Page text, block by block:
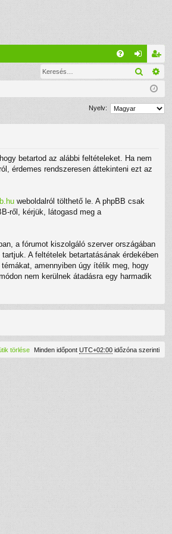
K
el
és
eg
is
ztr
ác
Nyelv:
betartod az alábbi feltételeket. Ha nem
érdemes rendszeresen áttekinteni ezt az
weboldalról tölthető le. A phpBB csak
ről, kérjük, látogasd meg a
a fórumot kiszolgáló szerver országában
A feltételek betartatásának érdekében
amennyiben úgy ítélik meg, hogy
nem kerülnek átadásra egy harmadik
Minden időpont UTC+02:00 időzóna szerinti
törlése